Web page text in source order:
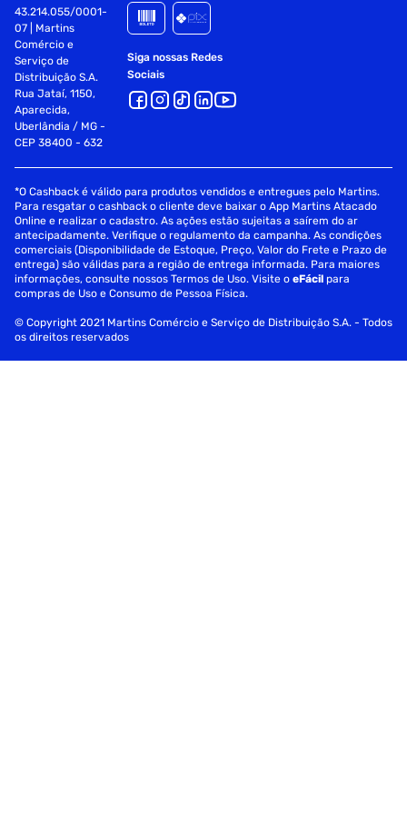
43.214.055/0001-
07 | Martins
Comércio e
Serviço de
Distribuição S.A.
Rua Jataí, 1150,
Aparecida,
Uberlândia / MG -
CEP 38400 - 632
Siga nossas Redes
Sociais
*O Cashback é válido para produtos vendidos e entregues pelo Martins.
Para resgatar o cashback o cliente deve baixar o App Martins Atacado
Online e realizar o cadastro. As ações estão sujeitas a saírem do ar
antecipadamente. Verifique o regulamento da campanha. As condições
comerciais (Disponibilidade de Estoque, Preço, Valor do Frete e Prazo de
entrega) são válidas para a região de entrega informada. Para maiores
informações, consulte nossos Termos de Uso. Visite oeFácil para
compras de Uso e Consumo de Pessoa Física.
© Copyright 2021 Martins Comércio e Serviço de Distribuição S.A. - Todos
os direitos reservados